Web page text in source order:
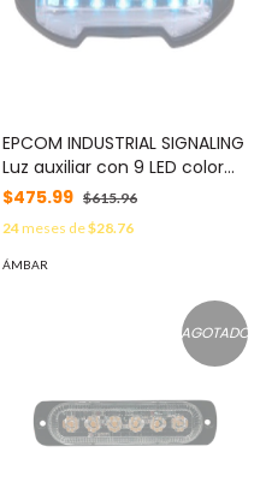
EPCOM INDUSTRIAL SIGNALING
Luz auxiliar con 9 LED color
ambar angulo de 180 grados
$475.99 $615.96
24meses de$28.76
ÁMBAR
AGOTADO